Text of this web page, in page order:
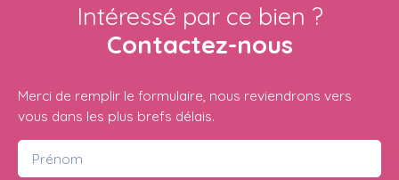
Intéressé par ce bien ?
Contactez-nous
Merci de remplir le formulaire, nous reviendrons vers
vous dans les plus brefs délais.
Prénom